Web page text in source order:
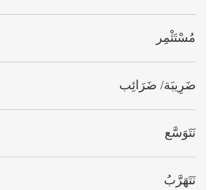
مُسْتَثْمِر
ضَرِيبَة/ ضَرَائِب
نَتَوَسَّع
نَتَهَرَّبُ